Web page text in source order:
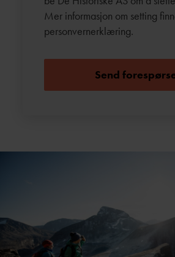
Mer informasjon om setting
personvernerklæring.